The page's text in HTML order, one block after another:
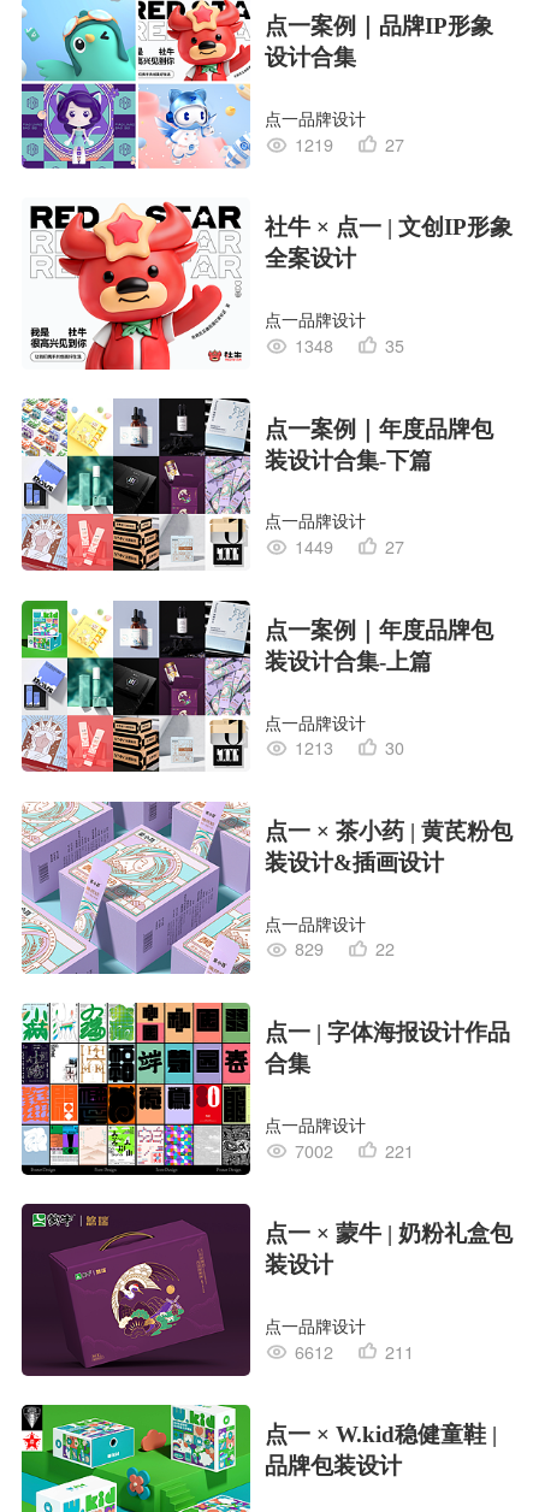
点一案例｜品牌IP形象
设计合集
点一品牌设计
1219
27
社牛 × 点一 | 文创IP形象
全案设计
点一品牌设计
1348
35
点一案例｜年度品牌包
装设计合集-下篇
点一品牌设计
1449
27
点一案例｜年度品牌包
装设计合集-上篇
点一品牌设计
1213
30
点一 × 茶小药 | 黄芪粉包
装设计&插画设计
点一品牌设计
829
22
点一 | 字体海报设计作品
合集
点一品牌设计
7002
221
点一 × 蒙牛 | 奶粉礼盒包
装设计
点一品牌设计
6612
211
点一 × W.kid稳健童鞋 |
品牌包装设计